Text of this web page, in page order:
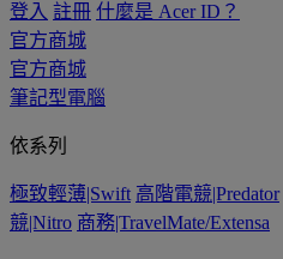
登入 註冊 什麼是 Acer ID？
官方商城
官方商城
筆記型電腦
依系列
極致輕薄|Swift 高階電競|Predator
競|Nitro 商務|TravelMate/Extensa